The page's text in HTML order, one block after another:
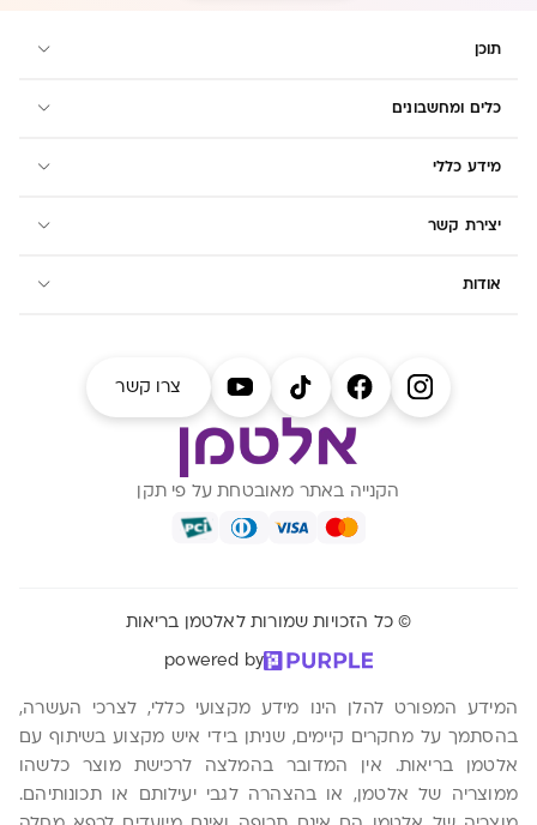
תוכן
כלים ומחשבונים
מידע כללי
יצירת קשר
אודות
צרו קשר
הקנייה באתר מאובטחת על פי תקן
© כל הזכויות שמורות לאלטמן בריאות
powered by
המידע המפורט להלן הינו מידע מקצועי כללי, לצרכי העשרה,
בהסתמך על מחקרים קיימים, שניתן בידי איש מקצוע בשיתוף עם
אלטמן בריאות. אין המדובר בהמלצה לרכישת מוצר כלשהו
ממוצריה של אלטמן, או בהצהרה לגבי יעילותם או תכונותיהם.